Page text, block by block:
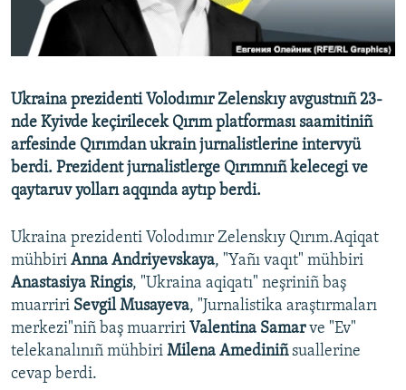
Русский
Українською
QOŞULIÑIZ!
RFE/RS bütün saytları
Ukraina prezidenti Volodımır Zelenskıy avgustnıñ 23-
nde Kyivde keçirilecek Qırım platforması saamitiniñ
arfesinde Qırımdan ukrain jurnalistlerine intervyü
berdi. Prezident jurnalistlerge Qırımnıñ kelecegi ve
qaytaruv yolları aqqında aytıp berdi.
Ukraina prezidenti Volodımır Zelenskıy Qırım.Aqiqat
mühbiri Anna Andriyevskaya, "Yañı vaqıt" mühbiri
Anastasiya Ringis, "Ukraina aqiqatı" neşriniñ baş
muarriri Sevgil Musayeva, "Jurnalistika araştırmaları
merkezi"niñ baş muarriri Valentina Samarve "Ev"
telekanalınıñ mühbiri Milena Amediniñsuallerine
cevap berdi.